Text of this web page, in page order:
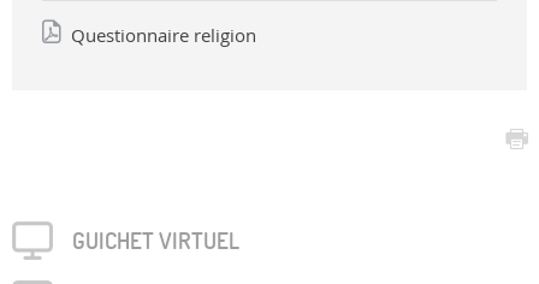
Questionnaire religion
GUICHET VIRTUEL